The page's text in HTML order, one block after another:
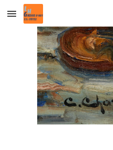
Skip to main content